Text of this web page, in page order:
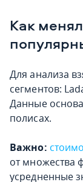
Как
Для анализа
сегментов:
Данные
полисах.
Важно:
от множества
усредненные